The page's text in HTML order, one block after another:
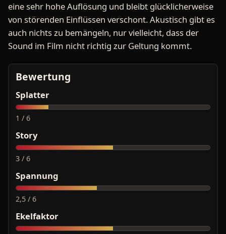
eine sehr hohe Auflösung und bleibt glücklicherweise
von störenden Einflüssen verschont. Akustisch gibt es
auch nichts zu bemängeln, nur vielleicht, dass der
Sound im Film nicht richtig zur Geltung kommt.
Bewertung
Splatter
1 / 6
Story
3 / 6
Spannung
2,5 / 6
Ekelfaktor